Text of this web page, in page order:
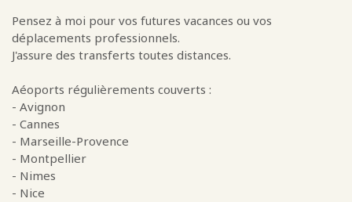
Pensez à moi pour vos futures vacances ou vos
déplacements professionnels.
J'assure des transferts toutes distances.
Aéoports régulièrements couverts :
- Avignon
- Cannes
- Marseille-Provence
- Montpellier
- Nimes
- Nice